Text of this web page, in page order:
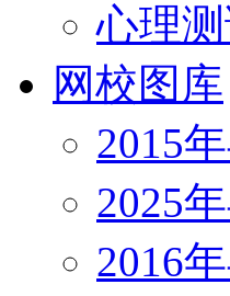
心理
网校图库
2015
2025
2016